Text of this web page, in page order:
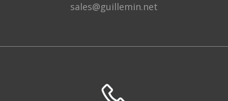
sales@guillemin.net